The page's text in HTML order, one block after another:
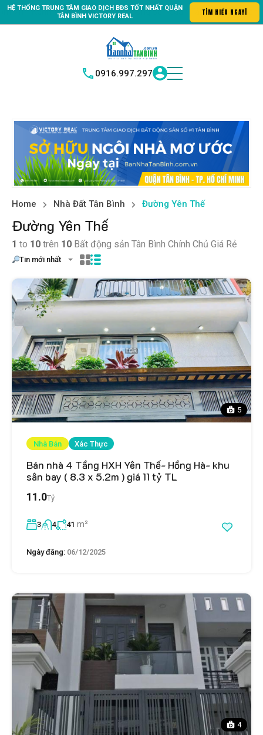
tin số #1 Bất động sản quận Tân Bình "Nơi bạn tìm kiếm bất
0916.997.297
Home Nhà Đất Tân Bình Đường Yên Thế
Đường Yên Thế
1 to 10 trên 10 Bất động sản Tân Bình Chính Chủ Giá Rẻ
Tin mới nhất
5
Nhà Bán Xác Thực
Bán nhà 4 Tầng HXH Yên Thế- Hồng Hà- khu
sân bay ( 8.3 x 5.2m ) giá 11 tỷ TL
11.0Tỷ
3 4 41 m²
Ngày đăng: 06/12/2025
4
HỆ THỐNG TRUNG TÂM GIAO DỊCH BĐS TỐT NHẤT QUẬN
TÂN BÌNHVICTORY REAL TÌM |